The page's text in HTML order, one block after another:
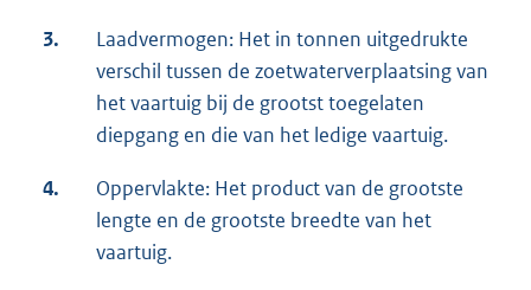
3.
Laadvermogen: Het in tonnen uitgedrukte
verschil tussen de zoetwaterverplaatsing van
het vaartuig bij de grootst toegelaten
diepgang en die van het ledige vaartuig.
4.
Oppervlakte: Het product van de grootste
lengte en de grootste breedte van het
vaartuig.